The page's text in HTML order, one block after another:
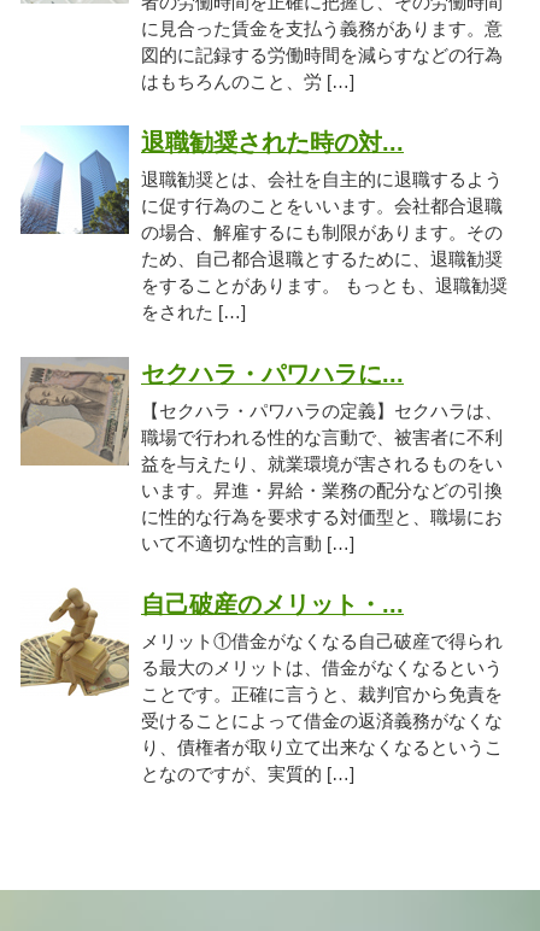
に見合った賃金を支払う義務があります。意
図的に記録する労働時間を減らすなどの行為
はもちろんのこと、労 […]
退職勧奨された時の対...
退職勧奨とは、会社を自主的に退職するよう
に促す行為のことをいいます。会社都合退職
の場合、解雇するにも制限があります。その
ため、自己都合退職とするために、退職勧奨
をすることがあります。 もっとも、退職勧奨
をされた […]
セクハラ・パワハラに...
【セクハラ・パワハラの定義】セクハラは、
職場で行われる性的な言動で、被害者に不利
益を与えたり、就業環境が害されるものをい
います。昇進・昇給・業務の配分などの引換
に性的な行為を要求する対価型と、職場にお
いて不適切な性的言動 […]
自己破産のメリット・...
メリット①借金がなくなる自己破産で得られ
る最大のメリットは、借金がなくなるという
ことです。正確に言うと、裁判官から免責を
受けることによって借金の返済義務がなくな
り、債権者が取り立て出来なくなるというこ
となのですが、実質的 […]